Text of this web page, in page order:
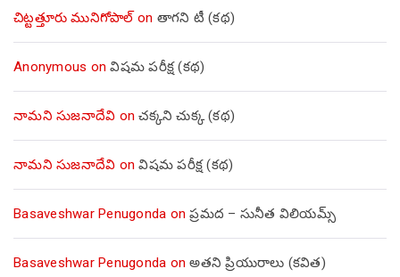
చిట్టత్తూరు మునిగోపాల్on తాగని టీ (కథ)
Anonymous onవిషమ పరీక్ష (క‌థ‌)
నామని సుజనాదేవి onచక్కని చుక్క (కథ)
నామని సుజనాదేవి onవిషమ పరీక్ష (క‌థ‌)
Basaveshwar Penugonda onప్రమద – సునీత విలియమ్స్
Basaveshwar Penugonda onఅతని ప్రియురాలు (కవిత)